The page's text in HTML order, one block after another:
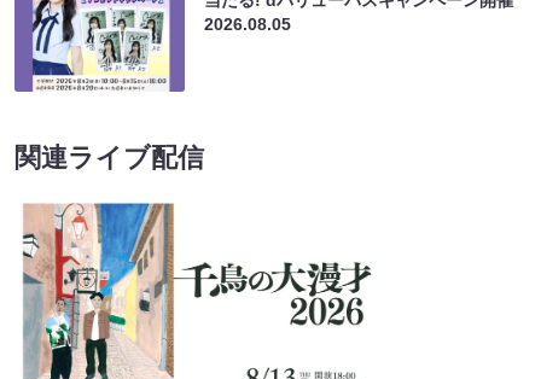
2026.08.05
関連ライブ配信